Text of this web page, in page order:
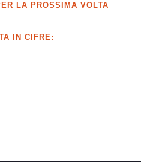
LA PROSSIMA VOLTA
IN CIFRE: